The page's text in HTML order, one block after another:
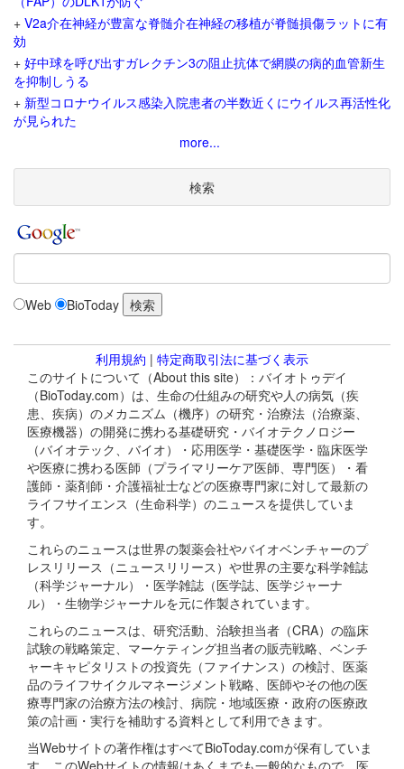
+ V2a介在神経が豊富な脊髄介在神経の移植が脊髄損傷ラットに有
効
+ 好中球を呼び出すガレクチン3の阻止抗体で網膜の病的血管新生
を抑制しうる
+ 新型コロナウイルス感染入院患者の半数近くにウイルス再活性化
が見られた
more...
検索
Web BioToday
利用規約 | 特定商取引法に基づく表示
このサイトについて（About this site）：バイオトゥデイ
（BioToday.com）は、生命の仕組みの研究や人の病気（疾
患、疾病）のメカニズム（機序）の研究・治療法（治療薬、
医療機器）の開発に携わる基礎研究・バイオテクノロジー
（バイオテック、バイオ）・応用医学・基礎医学・臨床医学
や医療に携わる医師（プライマリーケア医師、専門医）・看
護師・薬剤師・介護福祉士などの医療専門家に対して最新の
ライフサイエンス（生命科学）のニュースを提供していま
す。
これらのニュースは世界の製薬会社やバイオベンチャーのプ
レスリリース（ニュースリリース）や世界の主要な科学雑誌
（科学ジャーナル）・医学雑誌（医学誌、医学ジャーナ
ル）・生物学ジャーナルを元に作製されています。
これらのニュースは、研究活動、治験担当者（CRA）の臨床
試験の戦略策定、マーケティング担当者の販売戦略、ベンチ
ャーキャピタリストの投資先（ファイナンス）の検討、医薬
品のライフサイクルマネージメント戦略、医師やその他の医
療専門家の治療方法の検討、病院・地域医療・政府の医療政
策の計画・実行を補助する資料として利用できます。
当Webサイトの著作権はすべてBioToday.comが保有していま